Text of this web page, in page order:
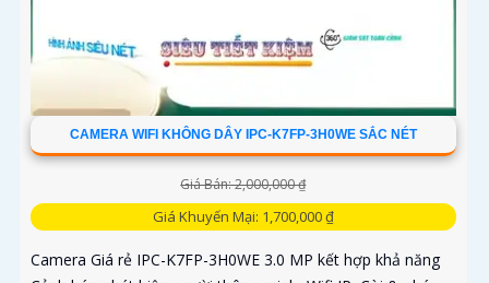
CAMERA WIFI KHÔNG DÂY IPC-K7FP-3H0WE SẮC NÉT
Giá Bán: 2,000,000 ₫
Giá Khuyến Mại: 1,700,000 ₫
Camera Giá rẻ IPC-K7FP-3H0WE 3.0 MP kết hợp khả năng